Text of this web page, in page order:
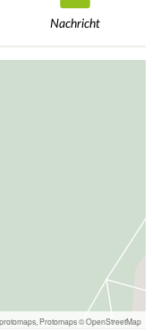
Nachricht
Protomaps©OpenStreetMap